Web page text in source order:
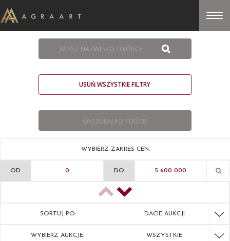
USUŃ WSZYSTKIE FILTRY
WYBIERZ ZAKRES CEN:
OD DO
SORTUJ PO: DACIE AUKCJI
WYBIERZ AUKCJE: WSZYSTKIE